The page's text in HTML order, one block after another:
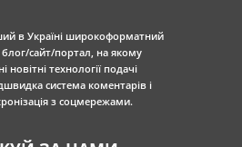
в Україні широкоформатний
сайт/портал, на якому
новітні технології подачі
система коментарів і
з соцмережами.